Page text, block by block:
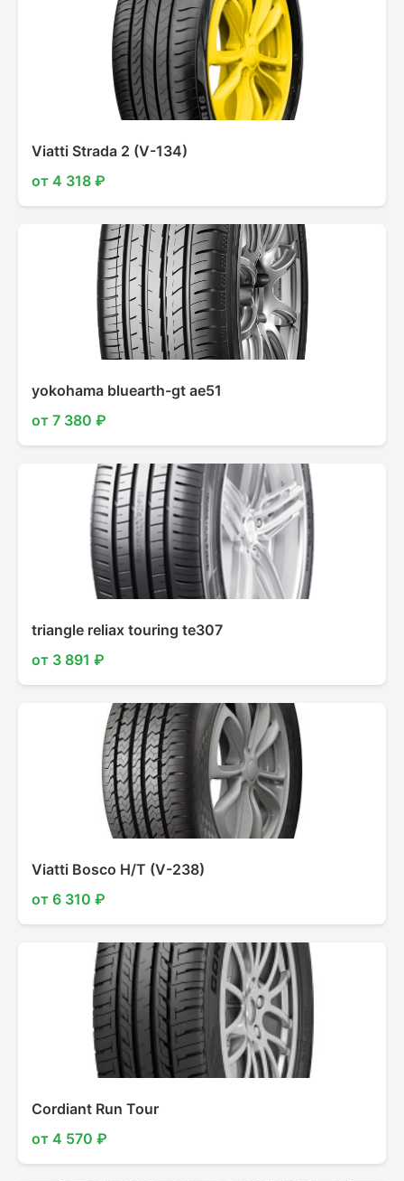
Viatti Strada 2 (V-134)
от 4 318 ₽
yokohama bluearth-gt ae51
от 7 380 ₽
triangle reliax touring te307
от 3 891 ₽
Viatti Bosco H/T (V-238)
от 6 310 ₽
Cordiant Run Tour
от 4 570 ₽